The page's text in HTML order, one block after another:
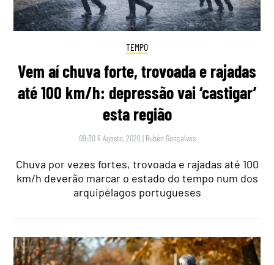
TEMPO
Vem aí chuva forte, trovoada e rajadas
até 100 km/h: depressão vai ‘castigar’
esta região
09:30 6 Agosto, 2026 | Rubén Gonçalves
Chuva por vezes fortes, trovoada e rajadas até 100
km/h deverão marcar o estado do tempo num dos
arquipélagos portugueses